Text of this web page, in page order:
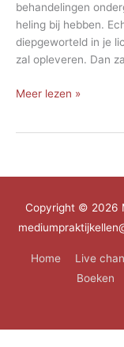
behandelingen
heling bij hebben.
diepgeworteld in je
zal opleveren. Dan
Vinden
Meer lezen »
Copyright © 2026
Home Live
Boeken